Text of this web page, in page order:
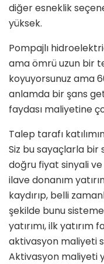
diğer es­neklik
yüksek.
Pompajlı
ama ömrü uzun bir
koyuyorsunuz ama
anlamda bir şans
faydası maliyetine
Talep tarafı
Siz bu sayaçlarla
doğru fiyat sinyali
ilave donanım
kaydırıp, belli
şekilde bunu
yatırımı, ilk yatırım
aktivasyon maliyeti
Aktivasyon maliyeti